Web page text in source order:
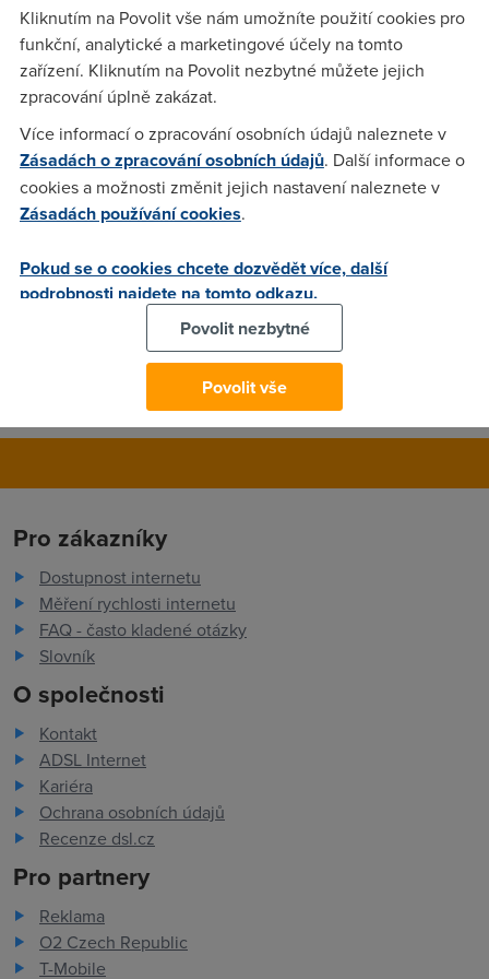
Jsou chytré a krásné, ale ve srovnání s jejich předchůdci
toho moc nevydrží. Řešením jsou stále více populární
extrémně odolné telefony.
frantisek.sch@seznam.cz(16.11.2014 16:39:44)
Dneska už jsou na trhu speciální kvalitní obaly, které ochrání
telefon dostatečně, než kupovat nevzhledný speciální
radek(18.11.2014 04:32:18)
Opravdu? Zatim jsem nevidel pozdro, co by melo aspon ip67
Pro zákazníky
Dostupnost internetu
Měření rychlosti internetu
FAQ - často kladené otázky
Slovník
O společnosti
Kontakt
ADSL Internet
Kariéra
Ochrana osobních údajů
Recenze dsl.cz
Pro partnery
Reklama
O2 Czech Republic
T-Mobile
Kliknutím na Povolit vše nám umožníte použití cookies pro
funkční, analytické a marketingové účely na tomto
zařízení. Kliknutím na Povolit nezbytné můžete jejich
zpracování úplně zakázat.
Více informací o zpracování osobních údajů naleznete v
Zásadách o zpracování osobních údajů. Další informace o
cookies a možnosti změnit jejich nastavení naleznete v
Zásadách používání cookies.
Pokud se o cookies chcete dozvědět více, další
podrobnosti najdete na tomto odkazu.
Povolit nezbytné
Povolit vše